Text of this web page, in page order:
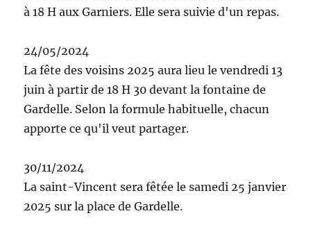
à 18 H aux Garniers. Elle sera suivie d'un repas.
24/05/2024
La fête des voisins 2025 aura lieu le vendredi 13
juin à partir de 18 H 30 devant la fontaine de
Gardelle. Selon la formule habituelle, chacun
apporte ce qu'il veut partager.
30/11/2024
La saint-Vincent sera fêtée le samedi 25 janvier
2025 sur la place de Gardelle.